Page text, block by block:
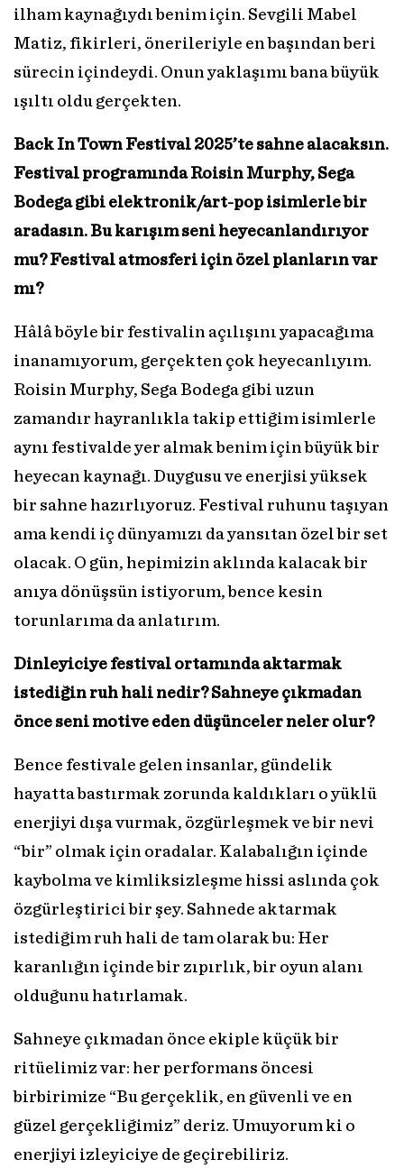
ilham kaynağıydı benim için. Sevgili Mabel
Matiz, fikirleri, önerileriyle en başından beri
sürecin içindeydi. Onun yaklaşımı bana büyük
ışıltı oldu gerçekten.
Back In Town Festival 2025’te sahne alacaksın.
Festival programında Roisin Murphy, Sega
Bodega gibi elektronik/art-pop isimlerle bir
aradasın. Bu karışım seni heyecanlandırıyor
mu? Festival atmosferi için özel planların var
mı?
Hâlâ böyle bir festivalin açılışını yapacağıma
inanamıyorum, gerçekten çok heyecanlıyım.
Roisin Murphy, Sega Bodega gibi uzun
zamandır hayranlıkla takip ettiğim isimlerle
aynı festivalde yer almak benim için büyük bir
heyecan kaynağı. Duygusu ve enerjisi yüksek
bir sahne hazırlıyoruz. Festival ruhunu taşıyan
ama kendi iç dünyamızı da yansıtan özel bir set
olacak. O gün, hepimizin aklında kalacak bir
anıya dönüşsün istiyorum, bence kesin
torunlarıma da anlatırım.
Dinleyiciye festival ortamında aktarmak
istediğin ruh hali nedir? Sahneye çıkmadan
önce seni motive eden düşünceler neler olur?
Bence festivale gelen insanlar, gündelik
hayatta bastırmak zorunda kaldıkları o yüklü
enerjiyi dışa vurmak, özgürleşmek ve bir nevi
“bir” olmak için oradalar. Kalabalığın içinde
kaybolma ve kimliksizleşme hissi aslında çok
özgürleştirici bir şey. Sahnede aktarmak
istediğim ruh hali de tam olarak bu: Her
karanlığın içinde bir zıpırlık, bir oyun alanı
olduğunu hatırlamak.
Sahneye çıkmadan önce ekiple küçük bir
ritüelimiz var: her performans öncesi
birbirimize “Bu gerçeklik, en güvenli ve en
güzel gerçekliğimiz” deriz. Umuyorum ki o
enerjiyi izleyiciye de geçirebiliriz.